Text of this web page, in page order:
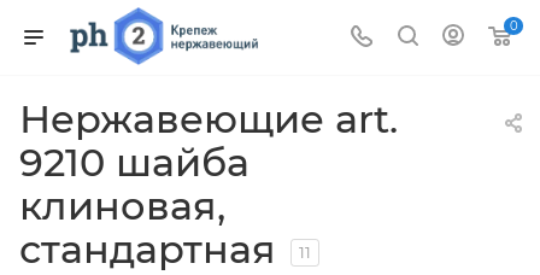
0
Нержавеющие art.
9210 шайба
клиновая,
стандартная
11